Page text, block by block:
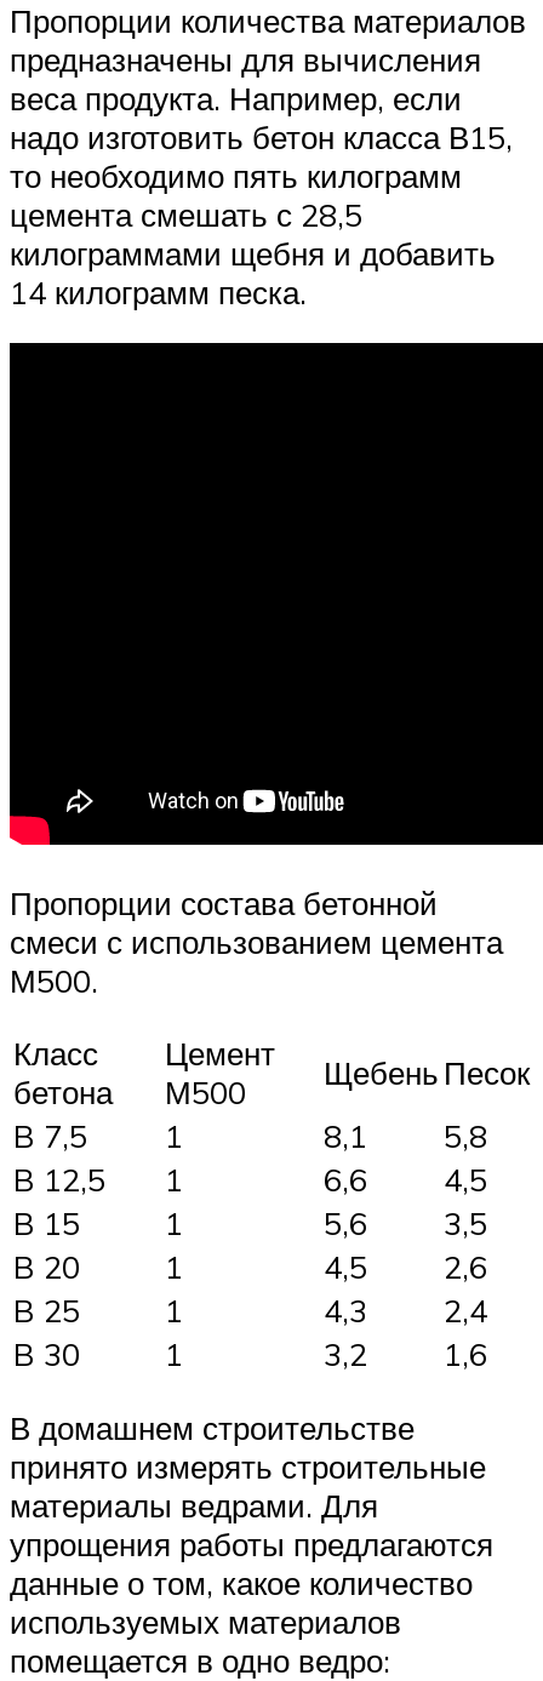
Пропорции количества материалов
предназначены для вычисления
веса продукта. Например, если
надо изготовить бетон класса В15,
то необходимо пять килограмм
цемента смешать с 28,5
килограммами щебня и добавить
14 килограмм песка.
Пропорции состава бетонной
смеси с использованием цемента
М500.
Класс
бетона
Цемент
М500
Щебень Песок
B 7,5
1 8,1
5,8
B 12,5
1 6,6
4,5
B 15
1 5,6
3,5
B 20
1 4,5
2,6
B 25
1 4,3
2,4
B 30
1 3,2
1,6
В домашнем строительстве
принято измерять строительные
материалы ведрами. Для
упрощения работы предлагаются
данные о том, какое количество
используемых материалов
помещается в одно ведро: